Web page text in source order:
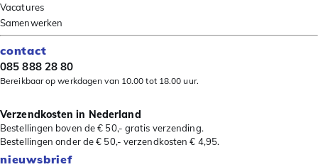
Vacatures
Samenwerken
contact
085 888 28 80
Bereikbaar op werkdagen van 10.00 tot 18.00 uur.
Verzendkosten in Nederland
Bestellingen boven de € 50,- gratis verzending.
Bestellingen onder de € 50,- verzendkosten € 4,95.
nieuwsbrief